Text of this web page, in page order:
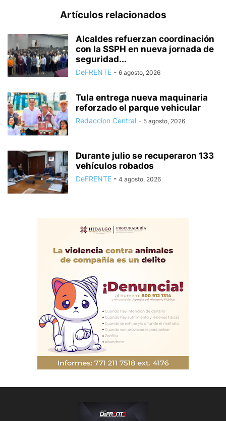
Artículos relacionados
Alcaldes refuerzan coordinación
con la SSPH en nueva jornada de
seguridad...
DeFRENTE - 6 agosto, 2026
Tula entrega nueva maquinaria
reforzado el parque vehicular
Redaccion Central - 5 agosto, 2026
Durante julio se recuperaron 133
vehículos robados
DeFRENTE - 4 agosto, 2026